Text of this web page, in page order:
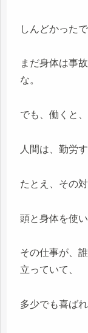
しんどかった
まだ身体は事
な。
でも、働くと
人間は、勤労
たとえ、その
頭と身体を使い
その仕事が、
立っていて、
多少でも喜ば